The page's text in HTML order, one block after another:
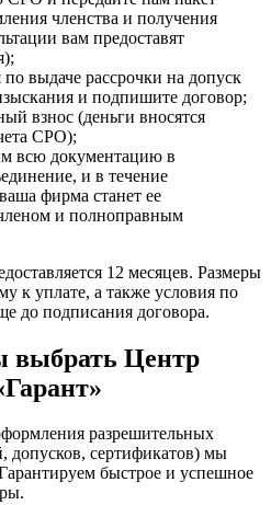
членства и получения
вам предоставят
выдаче рассрочки на допуск
и подпишите договор;
взнос (деньги вносятся
СРО);
всю документацию в
и в течение
фирма станет ее
и полноправным
12 месяцев. Размеры
к уплате, а также условия по
до подписания договора.
выбрать Центр
разрешительных
допусков, сертификатов) мы
быстрое и успешное